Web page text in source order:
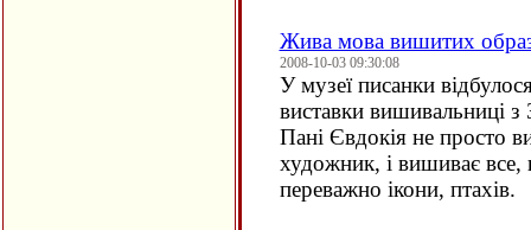
Жива мова вишитих
2008-10-03 09:30:08
У музеї писанки
виставки вишивальниці
Пані Євдокія не просто
художник, і вишиває все,
переважно ікони, птахів.